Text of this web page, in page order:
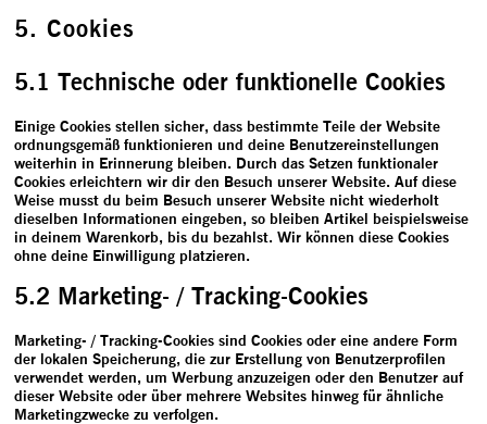
5. Cookies
5.1 Technische oder funktionelle Cookies
Einige Cookies stellen sicher, dass bestimmte Teile der Website
ordnungsgemäß funktionieren und deine Benutzereinstellungen
weiterhin in Erinnerung bleiben. Durch das Setzen funktionaler
Cookies erleichtern wir dir den Besuch unserer Website. Auf diese
Weise musst du beim Besuch unserer Website nicht wiederholt
dieselben Informationen eingeben, so bleiben Artikel beispielsweise
in deinem Warenkorb, bis du bezahlst. Wir können diese Cookies
ohne deine Einwilligung platzieren.
5.2 Marketing- / Tracking-Cookies
Marketing- / Tracking-Cookies sind Cookies oder eine andere Form
der lokalen Speicherung, die zur Erstellung von Benutzerprofilen
verwendet werden, um Werbung anzuzeigen oder den Benutzer auf
dieser Website oder über mehrere Websites hinweg für ähnliche
Marketingzwecke zu verfolgen.